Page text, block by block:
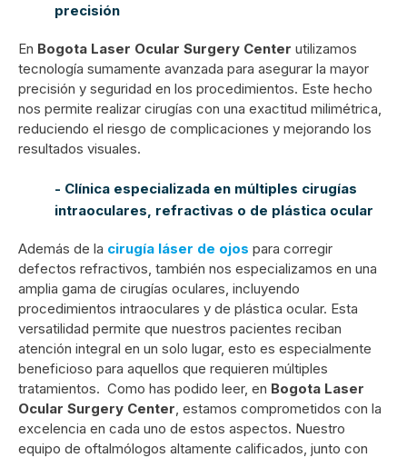
precisión
En Bogota Laser Ocular Surgery Center utilizamos
tecnología sumamente avanzada para asegurar la mayor
precisión y seguridad en los procedimientos. Este hecho
nos permite realizar cirugías con una exactitud milimétrica,
reduciendo el riesgo de complicaciones y mejorando los
resultados visuales.
- Clínica especializada en múltiples cirugías
intraoculares, refractivas o de plástica ocular
Además de la cirugía láser de ojos para corregir
defectos refractivos, también nos especializamos en una
amplia gama de cirugías oculares, incluyendo
procedimientos intraoculares y de plástica ocular. Esta
versatilidad permite que nuestros pacientes reciban
atención integral en un solo lugar, esto es especialmente
beneficioso para aquellos que requieren múltiples
tratamientos. Como has podido leer, en Bogota Laser
Ocular Surgery Center , estamos comprometidos con la
excelencia en cada uno de estos aspectos. Nuestro
equipo de oftalmólogos altamente calificados, junto con